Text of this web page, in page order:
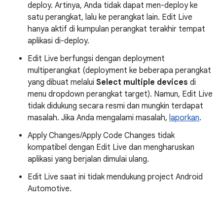
deploy. Artinya, Anda tidak dapat men-deploy ke
satu perangkat, lalu ke perangkat lain. Edit Live
hanya aktif di kumpulan perangkat terakhir tempat
aplikasi di-deploy.
Edit Live berfungsi dengan deployment
multiperangkat (deployment ke beberapa perangkat
yang dibuat melalui Select multiple devices di
menu dropdown perangkat target). Namun, Edit Live
tidak didukung secara resmi dan mungkin terdapat
masalah. Jika Anda mengalami masalah, laporkan.
Apply Changes/Apply Code Changes tidak
kompatibel dengan Edit Live dan mengharuskan
aplikasi yang berjalan dimulai ulang.
Edit Live saat ini tidak mendukung project Android
Automotive.